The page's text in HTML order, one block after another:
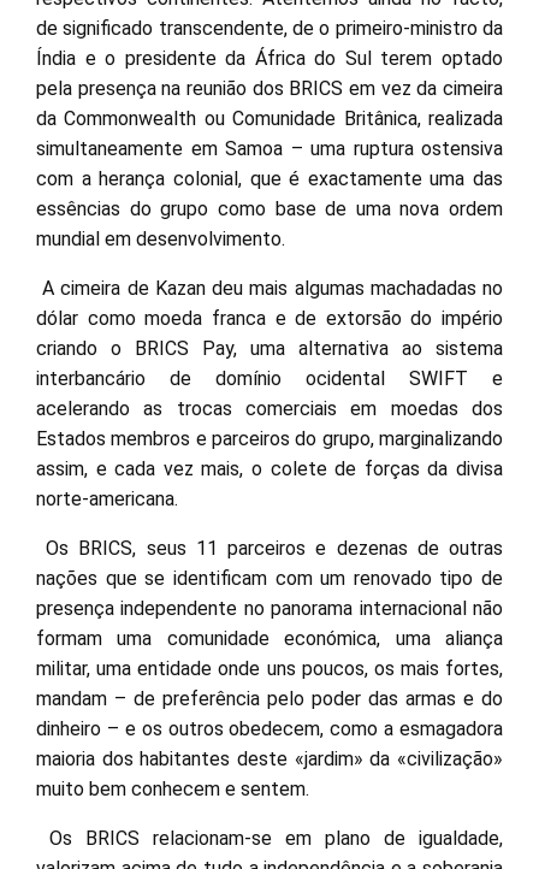
de significado transcendente, de o primeiro-ministro da
Índia e o presidente da África do Sul terem optado
pela presença na reunião dos BRICS em vez da cimeira
da Commonwealth ou Comunidade Britânica, realizada
simultaneamente em Samoa – uma ruptura ostensiva
com a herança colonial, que é exactamente uma das
essências do grupo como base de uma nova ordem
mundial em desenvolvimento.
A cimeira de Kazan deu mais algumas machadadas no
dólar como moeda franca e de extorsão do império
criando o BRICS Pay, uma alternativa ao sistema
interbancário de domínio ocidental SWIFT e
acelerando as trocas comerciais em moedas dos
Estados membros e parceiros do grupo, marginalizando
assim, e cada vez mais, o colete de forças da divisa
norte-americana.
Os BRICS, seus 11 parceiros e dezenas de outras
nações que se identificam com um renovado tipo de
presença independente no panorama internacional não
formam uma comunidade económica, uma aliança
militar, uma entidade onde uns poucos, os mais fortes,
mandam – de preferência pelo poder das armas e do
dinheiro – e os outros obedecem, como a esmagadora
maioria dos habitantes deste «jardim» da «civilização»
muito bem conhecem e sentem.
Os BRICS relacionam-se em plano de igualdade,